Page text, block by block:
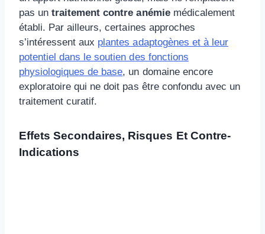
pas untraitement contre anémiemédicalement
établi. Par ailleurs, certaines approches
s’intéressent aux plantes adaptogènes et à leur
potentiel dans le soutien des fonctions
physiologiques de base, un domaine encore
exploratoire qui ne doit pas être confondu avec un
traitement curatif.
Effets Secondaires, Risques Et Contre-
Indications